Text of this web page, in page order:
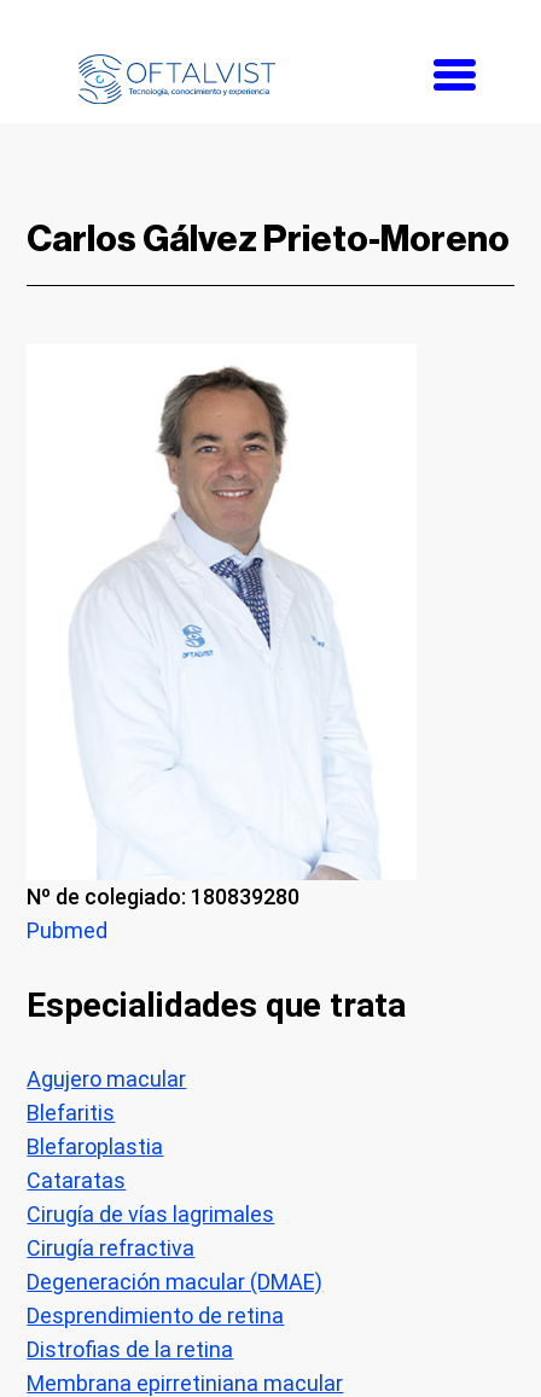
Toggle
Carlos Gálvez Prieto-Moreno
Nº de colegiado: 180839280
Pubmed
Especialidades que trata
Agujero macular
Blefaritis
Blefaroplastia
Cataratas
Cirugía de vías lagrimales
Cirugía refractiva
Degeneración macular (DMAE)
Desprendimiento de retina
Distrofias de la retina
Membrana epirretiniana macular